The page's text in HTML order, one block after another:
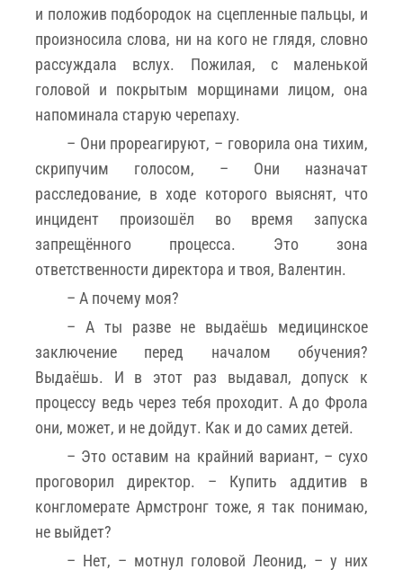
и положив подбородок на сцепленные пальцы, и
произносила слова, ни на кого не глядя, словно
рассуждала вслух. Пожилая, с маленькой
головой и покрытым морщинами лицом, она
напоминала старую черепаху.
– Они прореагируют, – говорила она тихим,
скрипучим голосом, – Они назначат
расследование, в ходе которого выяснят, что
инцидент произошёл во время запуска
запрещённого процесса. Это зона
ответственности директора и твоя, Валентин.
– А почему моя?
– А ты разве не выдаёшь медицинское
заключение перед началом обучения?
Выдаёшь. И в этот раз выдавал, допуск к
процессу ведь через тебя проходит. А до Фрола
они, может, и не дойдут. Как и до самих детей.
– Это оставим на крайний вариант, – сухо
проговорил директор. – Купить аддитив в
конгломерате Армстронг тоже, я так понимаю,
не выйдет?
– Нет, – мотнул головой Леонид, – у них